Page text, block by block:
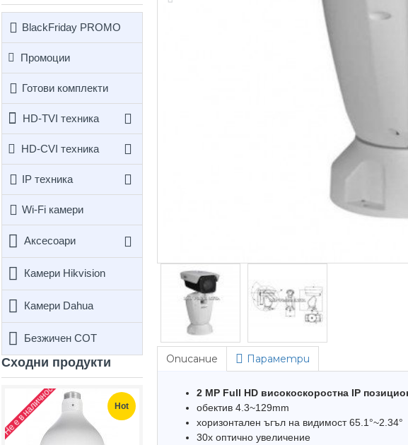
BlackFriday PROMO
Промоции
Готови комплекти
HD-TVI техника
HD-CVI техника
IP техника
Wi-Fi камери
Аксесоари
Камери Hikvision
Камери Dahua
Безжичен СОТ
Сходни продукти
Hot
Не е в наличност
Описание Параметри
2 MP Full HD високоскоростна IP
обектив 4.3~129mm
хоризонтален ъгъл на видимост 65.1°~2.34°
30х оптично увеличение